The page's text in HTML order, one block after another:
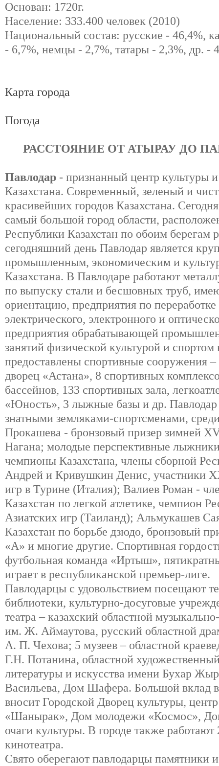
Основан: 1720г.
Население: 333.400 человек (2010)
Национальный состав: русские - 46,4%,
- 6,7%, немцы - 2,7%, татары - 2,3%, др. -
Карта города
Погода
РАССТОЯНИЕ ОТ АТЫРАУ ДО
Павлодар - признанный центр культуры и
Казахстана. Современный, зеленый и
красивейших городов Казахстана.
самый большой город области,
Республики Казахстан по обоим берегам
сегодняшний день Павлодар является
промышленным, экономическим и
Казахстана. В Павлодаре работают
по выпуску стали и бесшовных труб,
ориентацию, предприятия по
электрического, электронного и
предприятия обрабатывающей
занятий физической культурой и
предоставлены спортивные сооружения
дворец «Астана», 8 спортивных
бассейнов, 133 спортивных зала,
«Юность», 3 лыжные базы и др. Павлодар
знатными земляками-спортсменами,
Прокашева - бронзовый призер зимней
Нагана; молодые перспективные
чемпионы Казахстана, члены сборной
Андрей и Кривушкин Денис, участники
игр в Турине (Италия); Валиев Роман -
Казахстан по легкой атлетике, чемпион
Азиатских игр (Таиланд); Альмукашев
Казахстан по борьбе дзюдо, бронзовый
«А» и многие другие. Спортивная
футбольная команда «Иртыш»,
играет в республиканской премьер-лиге.
Павлодарцы с удовольствием посещают
библиотеки, культурно-досуговые
театра – казахский областной
им. Ж. Аймаутова, русский областной
А. П. Чехова; 5 музеев – областной
Г.Н. Потанина, областной
литературы и искусства имени Бухар
Васильева, Дом Шафера. Большой вклад в
вносит Городской Дворец культуры,
«Шанырак», Дом молодежи «Космос»,
очаги культуры. В городе также работают
кинотеатра.
Свято оберегают павлодарцы памятники